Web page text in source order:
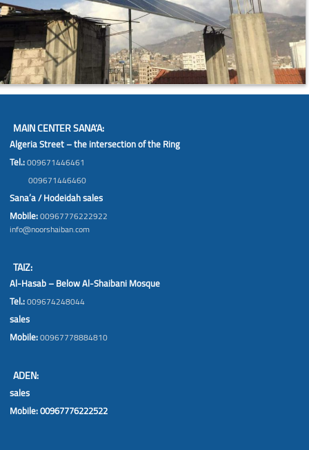
MAIN CENTER SANA’A:
Algeria Street – the intersection of the Ring
Tel.:009671446461
009671446460
Sana’a / Hodeidah sales
Mobile:00967776222922
info@noorshaiban.com
TAIZ:
Al-Hasab – Below Al-Shaibani Mosque
Tel.:009674248044
sales
Mobile:00967778884810
ADEN:
sales
Mobile: 00967776222522